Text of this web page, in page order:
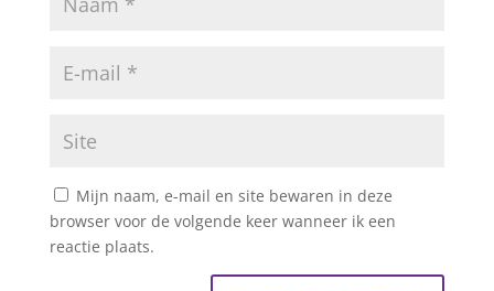
Mijn naam, e-mail en site bewaren in deze
browser voor de volgende keer wanneer ik een
reactie plaats.